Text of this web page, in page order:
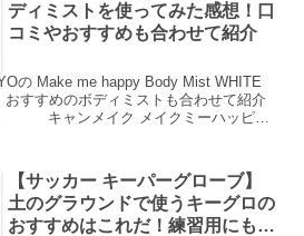
ディミストを使ってみた感想！口
コミやおすすめも合わせて紹介
の Make me happy Body Mist WHITE
すすめのボディミストも合わせて紹介
キャンメイク メイクミーハッピー
【サッカー キーパーグローブ】
土のグラウンドで使うキーグロの
おすすめはこれだ！練習用にも試